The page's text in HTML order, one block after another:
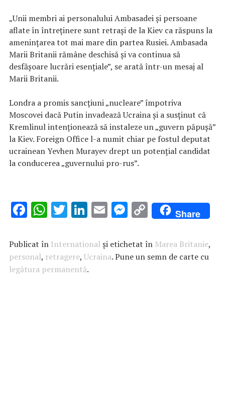
„Unii membri ai personalului Ambasadei și persoane
aflate în întreținere sunt retrași de la Kiev ca răspuns la
amenințarea tot mai mare din partea Rusiei. Ambasada
Marii Britanii rămâne deschisă și va continua să
desfășoare lucrări esențiale”, se arată într-un mesaj al
Marii Britanii.
Londra a promis sancțiuni „nucleare” împotriva
Moscovei dacă Putin invadează Ucraina și a susținut că
Kremlinul intenționează să instaleze un „guvern păpușă”
la Kiev. Foreign Office l-a numit chiar pe fostul deputat
ucrainean Yevhen Murayev drept un potențial candidat
la conducerea „guvernului pro-rus”.
F
e
b
o
W
at
s
A
T
it
te
r
Li
k
e
dI
E
ai
l
M
se
n
C
o
p
y
Share
Publicat în International și etichetat în Marea Britanie,
personal, retragere, Ucraina. Pune un semn de carte cu
legătura permanentă.